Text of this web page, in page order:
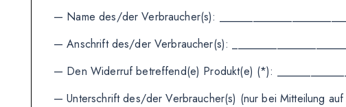
— Name des/der Verbraucher(s): _______________________
— Anschrift des/der Verbraucher(s):
— Den Widerruf betreffend(e) Produkt(e) (*):
— Unterschrift des/der Verbraucher(s) (nur bei Mitteilung auf